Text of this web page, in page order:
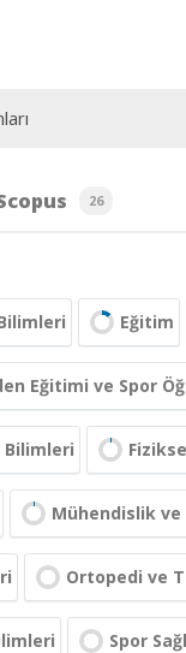
26
Eğitim
Eğitimi ve Spor
Bilimleri
Mühendislik
Ortopedi ve
Spor